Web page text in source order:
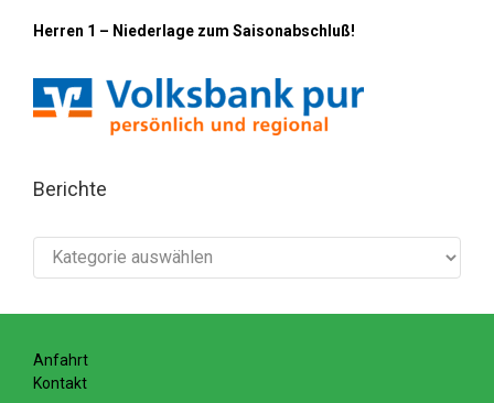
Herren 1 – Niederlage zum Saisonabschluß!
Berichte
Berichte
Anfahrt
Kontakt